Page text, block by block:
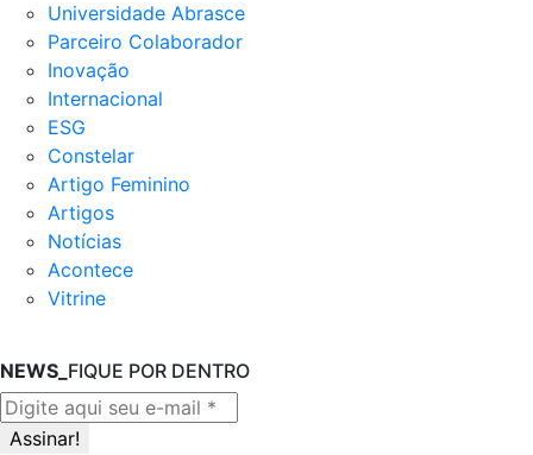
Universidade Abrasce
Parceiro Colaborador
Inovação
Internacional
ESG
Constelar
Artigo Feminino
Artigos
Notícias
Acontece
Vitrine
NEWS_ FIQUE POR DENTRO